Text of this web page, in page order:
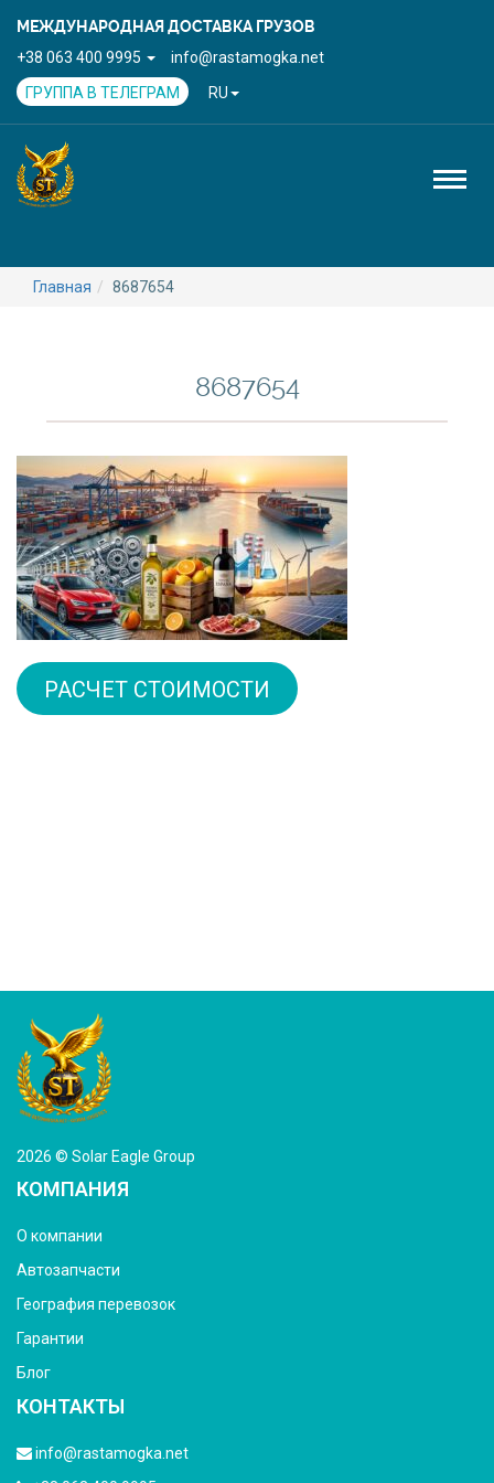
МЕЖДУНАРОДНАЯ ДОСТАВКА ГРУЗОВ
+38 063 400 9995
info@rastamogka.net
ГРУППА В ТЕЛЕГРАМ
RU
Главная 8687654
8687654
РАСЧЕТ СТОИМОСТИ
2026 © Solar Eagle Group
КОМПАНИЯ
О компании
Автозапчасти
География перевозок
Гарантии
Блог
КОНТАКТЫ
info@rastamogka.net